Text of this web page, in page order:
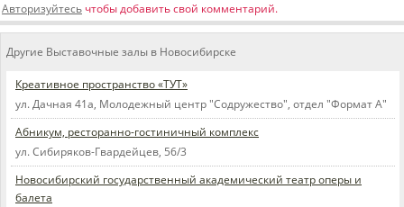
пїЅпїЅпїЅпїЅпїЅпїЅпїЅпїЅпїЅпїЅ
Авторизуйтесь чтобы добавить свой комментарий.
Другие Выставочные залы в Новосибирске
Креативное пространство «ТУТ»
ул. Дачная 41а, Молодежный центр "Содружество", отдел "Формат А"
Абникум, ресторанно-гостиничный комплекс
ул. Сибиряков-Гвардейцев, 56/3
Новосибирский государственный академический театр оперы и
балета